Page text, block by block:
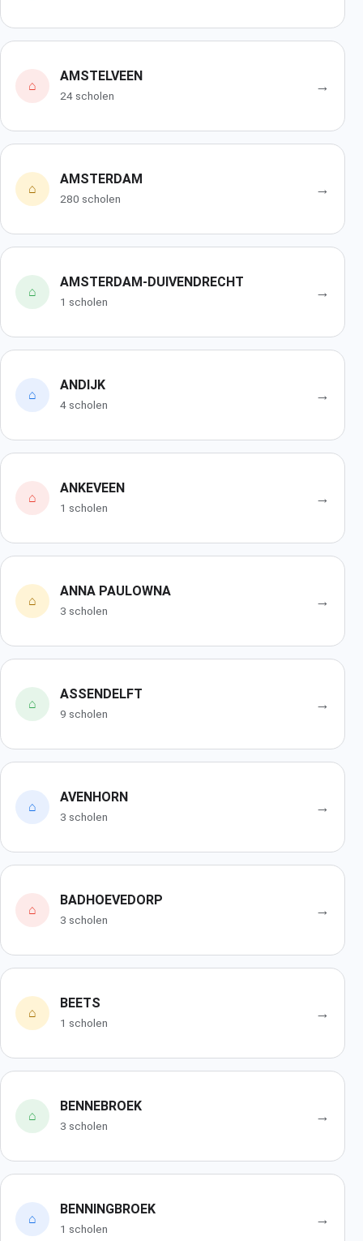
⌂
AMSTELVEEN
24 scholen
→
⌂
AMSTERDAM
280 scholen
→
⌂
AMSTERDAM-DUIVENDRECHT
1 scholen
→
⌂
ANDIJK
4 scholen
→
⌂
ANKEVEEN
1 scholen
→
⌂
ANNA PAULOWNA
3 scholen
→
⌂
ASSENDELFT
9 scholen
→
⌂
AVENHORN
3 scholen
→
⌂
BADHOEVEDORP
3 scholen
→
⌂
BEETS
1 scholen
→
⌂
BENNEBROEK
3 scholen
→
⌂
BENNINGBROEK
1 scholen
→